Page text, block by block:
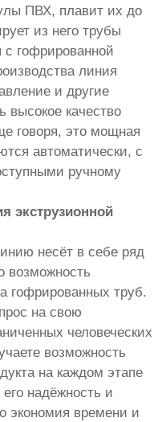
ПВХ, плавит их до
из него трубы
гофрированной
линия
и другие
высокое качество
говоря, это мощная
автоматически, с
ручному
экструзионной
несёт в себе ряд
возможность
гофрированных труб.
на свою
человеческих
возможность
на каждом этапе
надёжность и
экономия времени и